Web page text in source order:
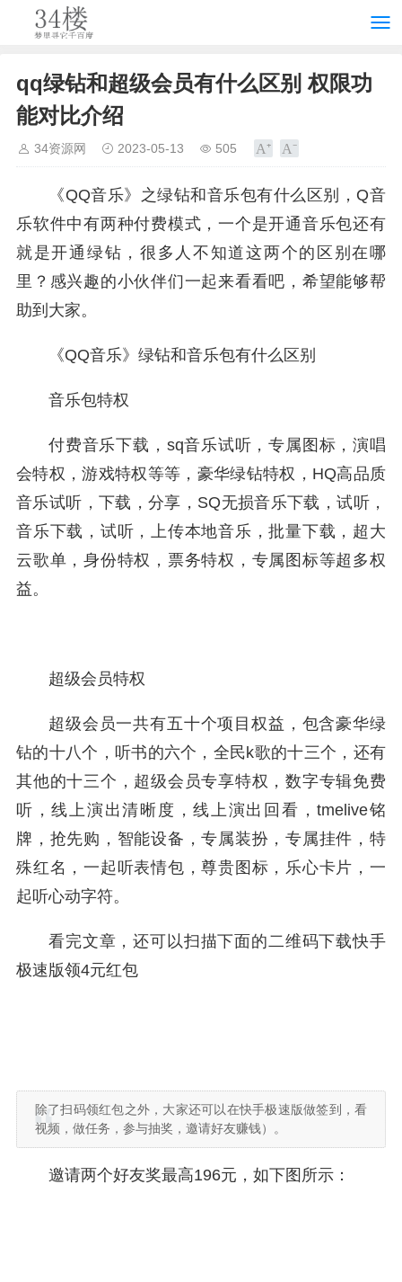
qq绿钻和超级会员有什么区别 权限功
能对比介绍
34资源网 2023-05-13 505
《QQ音乐》之绿钻和音乐包有什么区别，Q音
乐软件中有两种付费模式，一个是开通音乐包还有
就是开通绿钻，很多人不知道这两个的区别在哪
里？感兴趣的小伙伴们一起来看看吧，希望能够帮
助到大家。
《QQ音乐》绿钻和音乐包有什么区别
音乐包特权
付费音乐下载，sq音乐试听，专属图标，演唱
会特权，游戏特权等等，豪华绿钻特权，HQ高品质
音乐试听，下载，分享，SQ无损音乐下载，试听，
音乐下载，试听，上传本地音乐，批量下载，超大
云歌单，身份特权，票务特权，专属图标等超多权
益。
超级会员特权
超级会员一共有五十个项目权益，包含豪华绿
钻的十八个，听书的六个，全民k歌的十三个，还有
其他的十三个，超级会员专享特权，数字专辑免费
听，线上演出清晰度，线上演出回看，tmelive铭
牌，抢先购，智能设备，专属装扮，专属挂件，特
殊红名，一起听表情包，尊贵图标，乐心卡片，一
起听心动字符。
看完文章，还可以扫描下面的二维码下载快手
极速版领4元红包
除了扫码领红包之外，大家还可以在快手极速版做签到，看
视频，做任务，参与抽奖，邀请好友赚钱）。
邀请两个好友奖最高196元，如下图所示：